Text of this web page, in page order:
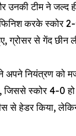
टीम ने जल्द
करके स्कोर 2-
से गेंद छीन
अपने नियंत्रण को
स्कोर 4-0 हो
से हेडर किया,